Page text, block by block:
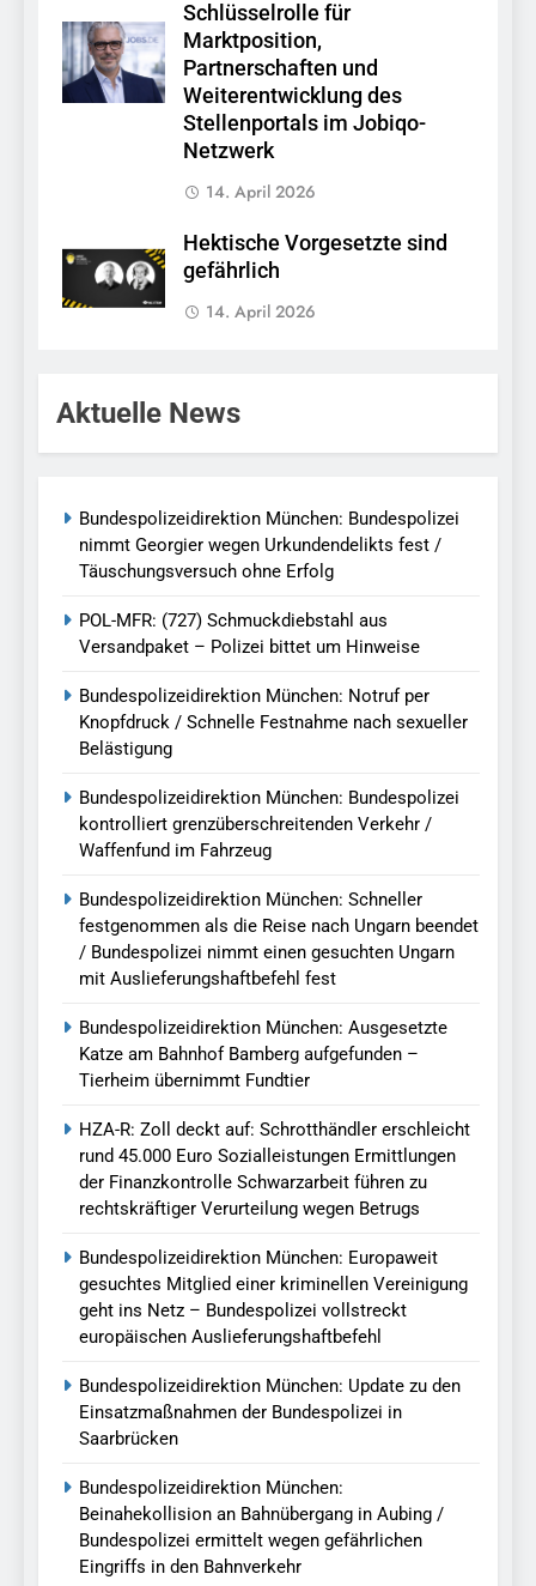
Schlüsselrolle für
Marktposition,
Partnerschaften und
Weiterentwicklung des
Stellenportals im Jobiqo-
Netzwerk
14. April 2026
Hektische Vorgesetzte sind
gefährlich
14. April 2026
Aktuelle News
Bundespolizeidirektion München: Bundespolizei
nimmt Georgier wegen Urkundendelikts fest /
Täuschungsversuch ohne Erfolg
POL-MFR: (727) Schmuckdiebstahl aus
Versandpaket – Polizei bittet um Hinweise
Bundespolizeidirektion München: Notruf per
Knopfdruck / Schnelle Festnahme nach sexueller
Belästigung
Bundespolizeidirektion München: Bundespolizei
kontrolliert grenzüberschreitenden Verkehr /
Waffenfund im Fahrzeug
Bundespolizeidirektion München: Schneller
festgenommen als die Reise nach Ungarn beendet
/ Bundespolizei nimmt einen gesuchten Ungarn
mit Auslieferungshaftbefehl fest
Bundespolizeidirektion München: Ausgesetzte
Katze am Bahnhof Bamberg aufgefunden –
Tierheim übernimmt Fundtier
HZA-R: Zoll deckt auf: Schrotthändler erschleicht
rund 45.000 Euro Sozialleistungen Ermittlungen
der Finanzkontrolle Schwarzarbeit führen zu
rechtskräftiger Verurteilung wegen Betrugs
Bundespolizeidirektion München: Europaweit
gesuchtes Mitglied einer kriminellen Vereinigung
geht ins Netz – Bundespolizei vollstreckt
europäischen Auslieferungshaftbefehl
Bundespolizeidirektion München: Update zu den
Einsatzmaßnahmen der Bundespolizei in
Saarbrücken
Bundespolizeidirektion München:
Beinahekollision an Bahnübergang in Aubing /
Bundespolizei ermittelt wegen gefährlichen
Eingriffs in den Bahnverkehr